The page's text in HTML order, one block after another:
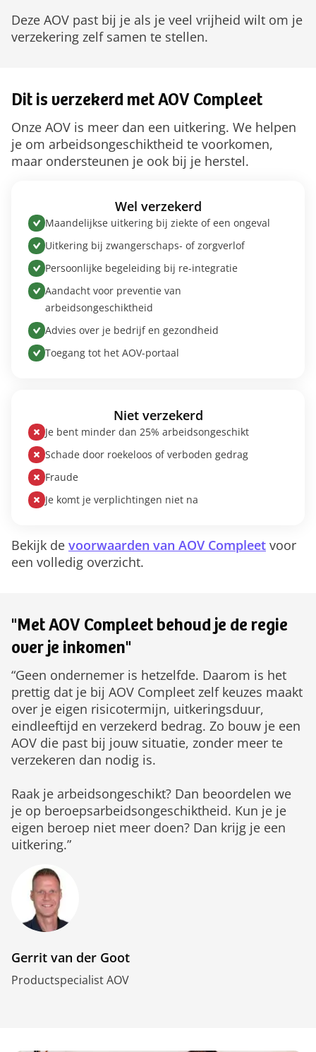
Deze AOV past bij je als je veel vrijheid wilt om je
verzekering zelf samen te stellen.
Dit is verzekerd met AOV Compleet
Onze AOV is meer dan een uitkering. We helpen
je om arbeidsongeschiktheid te voorkomen,
maar ondersteunen je ook bij je herstel.
Wel verzekerd
Maandelijkse uitkering bij ziekte of een ongeval
Uitkering bij zwangerschaps- of zorgverlof
Persoonlijke begeleiding bij re-integratie
Aandacht voor preventie van
arbeidsongeschiktheid
Advies over je bedrijf en gezondheid
Toegang tot het AOV-portaal
Niet verzekerd
Je bent minder dan 25% arbeidsongeschikt
Schade door roekeloos of verboden gedrag
Fraude
Je komt je verplichtingen niet na
Bekijk de voorwaarden van AOV Compleet voor
een volledig overzicht.
"Met AOV Compleet behoud je de regie
over je inkomen"
“Geen ondernemer is hetzelfde. Daarom is het
prettig dat je bij AOV Compleet zelf keuzes maakt
over je eigen risicotermijn, uitkeringsduur,
eindleeftijd en verzekerd bedrag. Zo bouw je een
AOV die past bij jouw situatie, zonder meer te
verzekeren dan nodig is.
Raak je arbeidsongeschikt? Dan beoordelen we
je op beroepsarbeidsongeschiktheid. Kun je je
eigen beroep niet meer doen? Dan krijg je een
uitkering.”
Gerrit van der Goot
Productspecialist AOV